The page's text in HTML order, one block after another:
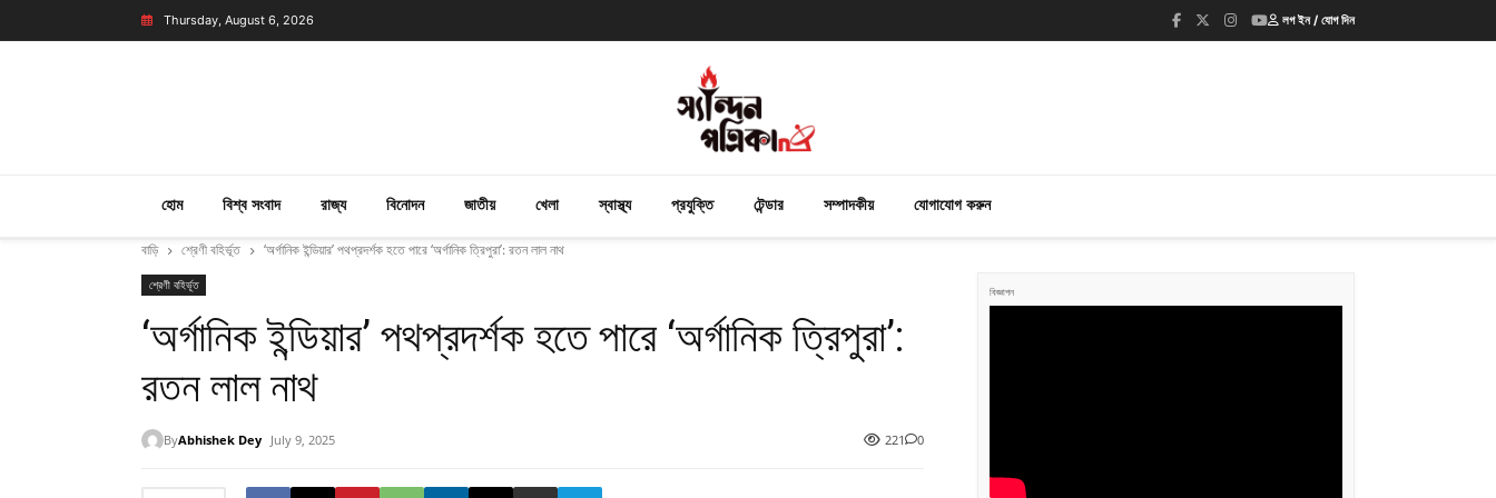
Thursday, August 6, 2026 লগ ইন / যোগ দিন
হোম বিশ্ব সংবাদ রাজ্য বিনোদন জাতীয় খেলা স্বাস্থ্য প্রযুক্তি টেন্ডার সম্পাদকীয় যোগাযোগ করুন
বাড়ি শ্রেণী বহির্ভূত ‘অর্গানিক ইন্ডিয়ার’ পথপ্রদর্শক হতে পারে ‘অর্গানিক ত্রিপুরা’: রতন লাল নাথ
শ্রেণী বহির্ভূত
‘অর্গানিক ইন্ডিয়ার’ পথপ্রদর্শক হতে পারে ‘অর্গানিক ত্রিপুরা’:
রতন লাল নাথ
ByAbhishek Dey July 9, 2025 221 0
বিজ্ঞাপন